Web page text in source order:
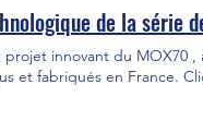
de la série
innovant du MOX70
et fabriqués en France.